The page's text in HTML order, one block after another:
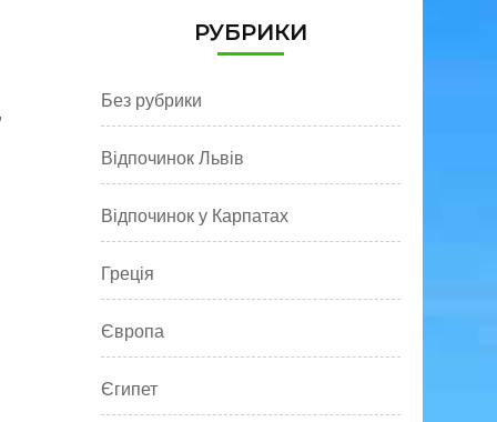
РУБРИКИ
Без рубрики
Відпочинок Львів
Відпочинок у Карпатах
Греція
Європа
Єгипет